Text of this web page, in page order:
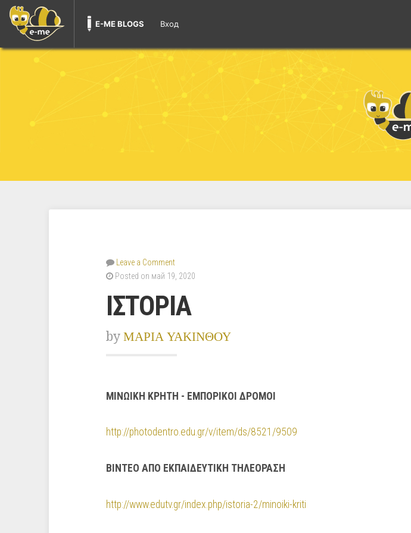
E-ME BLOGS Вход
Leave a Comment
Posted on май 19, 2020
ΙΣΤΟΡΙΑ
by ΜΑΡΙΑ ΥΑΚΙΝΘΟΥ
ΜΙΝΩΙΚΗ ΚΡΗΤΗ - ΕΜΠΟΡΙΚΟΙ ΔΡΟΜΟΙ
http://photodentro.edu.gr/v/item/ds/8521/9509
ΒΙΝΤΕΟ ΑΠΟ ΕΚΠΑΙΔΕΥΤΙΚΗ ΤΗΛΕΟΡΑΣΗ
http://www.edutv.gr/index.php/istoria-2/minoiki-kriti